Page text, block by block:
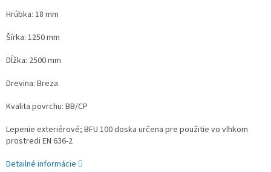
Hrúbka: 18 mm
Šírka: 1250 mm
Dĺžka: 2500 mm
Drevina: Breza
Kvalita povrchu: BB/CP
Lepenie exteriérové; BFU 100 doska určena pre použitie vo vlhkom
prostredi EN 636-2
Detailné informácie